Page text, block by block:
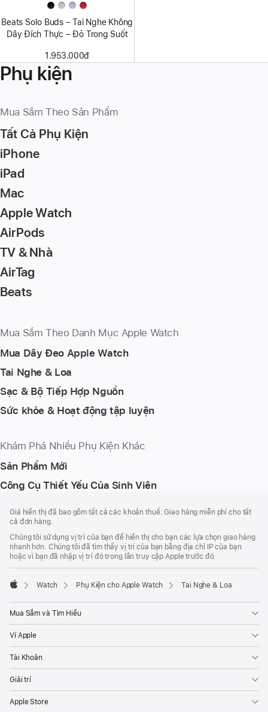
Beats Solo Buds – Tai Nghe Không
Dây Đích Thực – Đỏ Trong Suốt
1.953.000đ
Phụ kiện
Mua Sắm Theo Sản Phẩm
Tất Cả Phụ Kiện
iPhone
iPad
Mac
Apple Watch
AirPods
TV & Nhà
AirTag
Beats
Mua Sắm Theo Danh Mục Apple Watch
Mua Dây Đeo Apple Watch
Tai Nghe & Loa
Sạc & Bộ Tiếp Hợp Nguồn
Sức khỏe & Hoạt động tập luyện
Khám Phá Nhiều Phụ Kiện Khác
Sản Phẩm Mới
Công Cụ Thiết Yếu Của Sinh Viên
Thích
Chân
Trang
thích
Giá hiển thị đã bao gồm tất cả các khoản thuế. Giao hàng miễn phí cho tất
cả đơn hàng.
Chúng tôi sử dụng vị trí của bạn để hiển thị cho bạn các lựa chọn giao hàng
nhanh hơn. Chúng tôi đã tìm thấy vị trí của bạn bằng địa chỉ IP của bạn
hoặc vì bạn đã nhập vị trí đó trong lần truy cập Apple trước đó.
Watch Phụ Kiện cho Apple Watch Tai Nghe & Loa
Mua Sắm và Tìm Hiểu
Ví Apple
Tài Khoản
Giải trí
Apple Store